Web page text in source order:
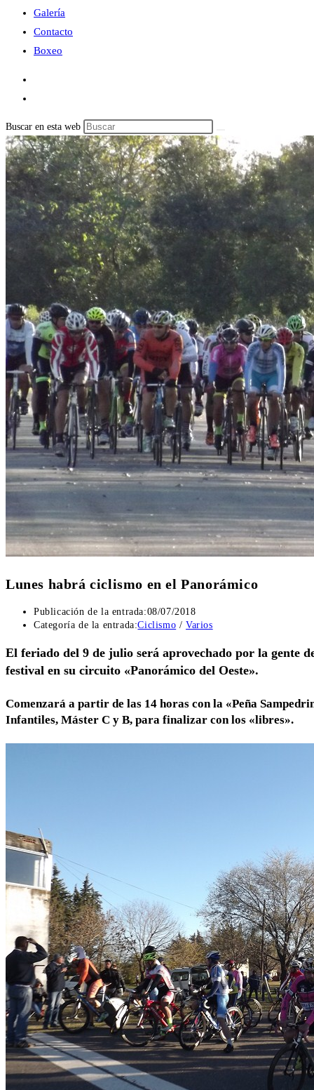
Galería
Contacto
Boxeo
Buscar en esta web
Lunes habrá ciclismo en el Panorámico
Publicación de la entrada:08/07/2018
Categoría de la entrada:Ciclismo / Varios
El feriado del 9 de julio será aprovechado por la gente
festival en su circuito «Panorámico del Oeste».
Comenzará a partir de las 14 horas con la «Peña
Infantiles, Máster C y B, para finalizar con los «libres».